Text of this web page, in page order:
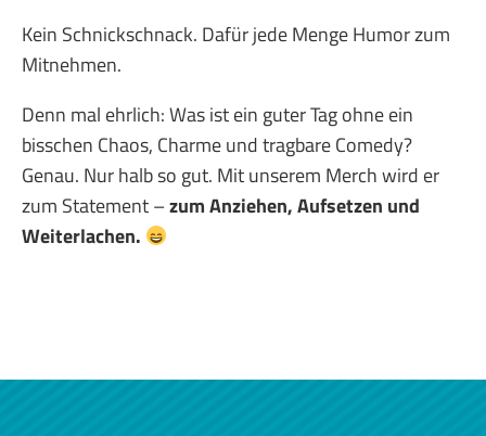
Kein Schnickschnack. Dafür jede Menge Humor zum
Mitnehmen.
Denn mal ehrlich: Was ist ein guter Tag ohne ein
bisschen Chaos, Charme und tragbare Comedy?
Genau. Nur halb so gut. Mit unserem Merch wird er
zum Statement –zum Anziehen, Aufsetzen und
Weiterlachen.